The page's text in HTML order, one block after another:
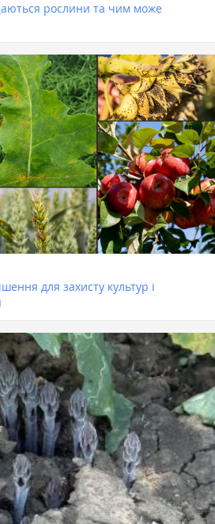
рослини та чим може
для захисту культур і